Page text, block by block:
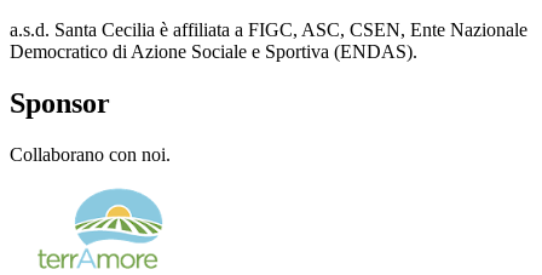
a.s.d. Santa Cecilia è affiliata a FIGC, ASC, CSEN, Ente Nazionale
Democratico di Azione Sociale e Sportiva (ENDAS).
Sponsor
Collaborano con noi.